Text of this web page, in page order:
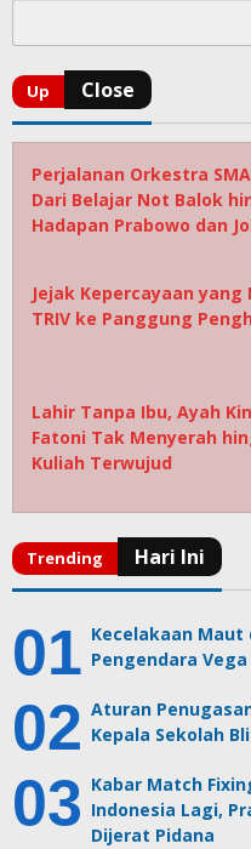
Perjalanan Orkestra
Dari Belajar Not Balok
Hadapan Prabowo dan
Jejak Kepercayaan
TRIV ke Panggung
Lahir Tanpa Ibu, Ayah
Fatoni Tak Menyerah
Kuliah Terwujud
Kecelakaan Maut
Pengendara
Aturan
Kepala Sekolah
Kabar Match
Indonesia Lagi,
Dijerat Pidana